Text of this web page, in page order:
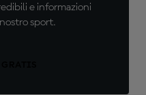
e informazioni
sport.